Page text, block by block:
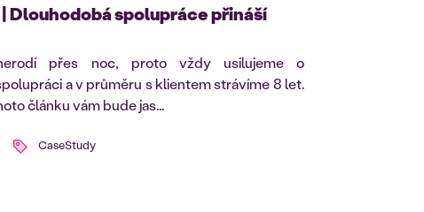
Dlouhodobá spolupráce přináší
přes noc, proto vždy usilujeme o
a v průměru s klientem strávíme 8 let.
článku vám bude jas...
CaseStudy